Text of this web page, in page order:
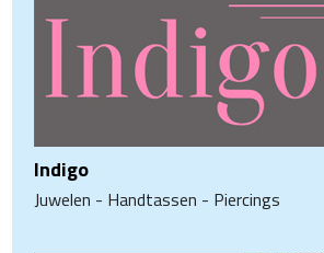
Indigo
Juwelen - Handtassen - Piercings